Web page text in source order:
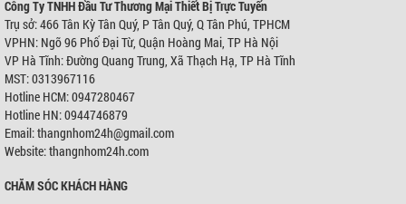
Địa chỉ:Ngõ 96 Phố Đại Từ, Quận Hoàng Mai, TP Hà Nội
Điện thoại:0944746879
Ngân hàng Ngoại thương Việt Nam
Chi nhánh:Chi nhánh Hùng Vương
Chủ TK:Công ty TNHH Đầu Tư TM Thiết Bị Trực Tuyến
Số TK:0421000489933
Chủ TK:
Số TK:
Công Ty TNHH Đầu Tư Thương Mại Thiết Bị Trực Tuyến
Trụ sở: 466 Tân Kỳ Tân Quý, P Tân Quý, Q Tân Phú, TPHCM
VPHN: Ngõ 96 Phố Đại Từ, Quận Hoàng Mai, TP Hà Nội
VP Hà Tĩnh: Đường Quang Trung, Xã Thạch Hạ, TP Hà Tĩnh
MST: 0313967116
Hotline HCM: 0947280467
Hotline HN: 0944746879
Email: thangnhom24h@gmail.com
Website: thangnhom24h.com
CHĂM SÓC KHÁCH HÀNG